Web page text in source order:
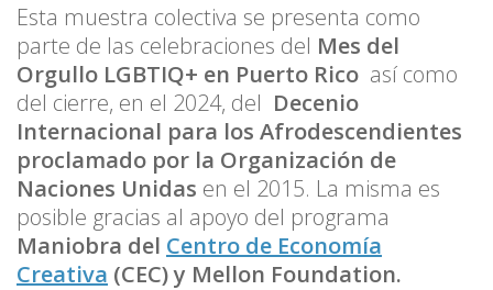
Esta muestra colectiva se presenta como
parte de las celebraciones del Mes del
Orgullo LGBTIQ+ en Puerto Rico así como
del cierre, en el 2024, del Decenio
Internacional para los Afrodescendientes
proclamado por la Organización de
Naciones Unidas en el 2015. La misma es
posible gracias al apoyo del programa
Maniobra del Centro de Economía
Creativa (CEC) y Mellon Foundation.